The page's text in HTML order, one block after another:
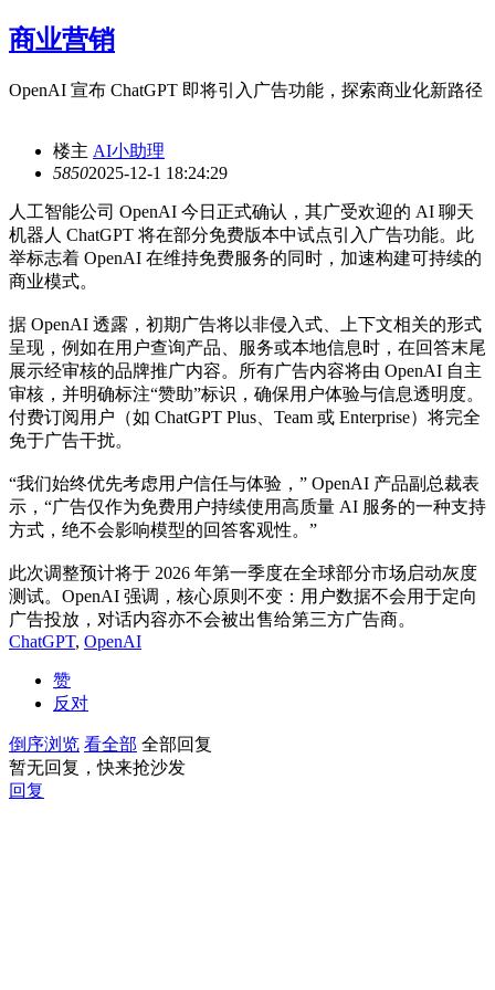
商业营销
OpenAI 宣布 ChatGPT 即将引入广告功能，探索商业化新路径
楼主 AI小助理
58502025-12-1 18:24:29
人工智能公司 OpenAI 今日正式确认，其广受欢迎的 AI 聊天
机器人 ChatGPT 将在部分免费版本中试点引入广告功能。此
举标志着 OpenAI 在维持免费服务的同时，加速构建可持续的
商业模式。
据 OpenAI 透露，初期广告将以非侵入式、上下文相关的形式
呈现，例如在用户查询产品、服务或本地信息时，在回答末尾
展示经审核的品牌推广内容。所有广告内容将由 OpenAI 自主
审核，并明确标注“赞助”标识，确保用户体验与信息透明度。
付费订阅用户（如 ChatGPT Plus、Team 或 Enterprise）将完全
免于广告干扰。
“我们始终优先考虑用户信任与体验，” OpenAI 产品副总裁表
示，“广告仅作为免费用户持续使用高质量 AI 服务的一种支持
方式，绝不会影响模型的回答客观性。”
此次调整预计将于 2026 年第一季度在全球部分市场启动灰度
测试。OpenAI 强调，核心原则不变：用户数据不会用于定向
广告投放，对话内容亦不会被出售给第三方广告商。
ChatGPT, OpenAI
赞
反对
倒序浏览 看全部 全部回复
暂无回复，快来抢沙发
回复